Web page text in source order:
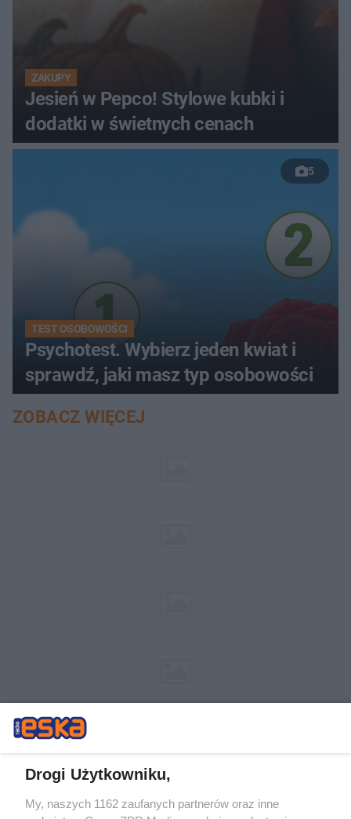
ZAKUPY
Jesień w Pepco! Stylowe kubki i
dodatki w świetnych cenach
5
TEST OSOBOWOŚCI
Psychotest. Wybierz jeden kwiat i
sprawdź, jaki masz typ osobowości
ZOBACZ WIĘCEJ
Drogi Użytkowniku,
My, naszych 1162 zaufanych partnerów oraz inne